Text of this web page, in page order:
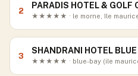
2
PARADIS HOTEL & GOLF
★★★★★ · le morne, Ile
3
SHANDRANI HOTEL
★★★★★ · blue-bay (ile